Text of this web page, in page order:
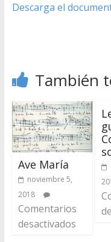
Descarga el
También
Ave María
noviembre 5,
2018
Comentarios
desactivados